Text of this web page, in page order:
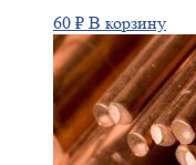
60 ₽ В корзину